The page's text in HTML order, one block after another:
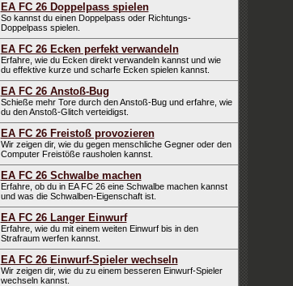
EA FC 26 Doppelpass spielen
So kannst du einen Doppelpass oder Richtungs-
Doppelpass spielen.
EA FC 26 Ecken perfekt verwandeln
Erfahre, wie du Ecken direkt verwandeln kannst und wie
du effektive kurze und scharfe Ecken spielen kannst.
EA FC 26 Anstoß-Bug
Schieße mehr Tore durch den Anstoß-Bug und erfahre, wie
du den Anstoß-Glitch verteidigst.
EA FC 26 Freistoß provozieren
Wir zeigen dir, wie du gegen menschliche Gegner oder den
Computer Freistöße rausholen kannst.
EA FC 26 Schwalbe machen
Erfahre, ob du in EA FC 26 eine Schwalbe machen kannst
und was die Schwalben-Eigenschaft ist.
EA FC 26 Langer Einwurf
Erfahre, wie du mit einem weiten Einwurf bis in den
Strafraum werfen kannst.
EA FC 26 Einwurf-Spieler wechseln
Wir zeigen dir, wie du zu einem besseren Einwurf-Spieler
wechseln kannst.